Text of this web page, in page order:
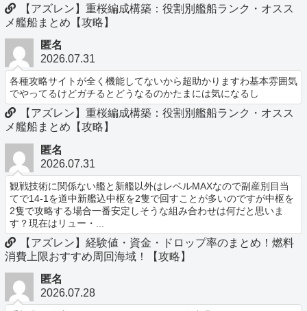
【アズレン】重桜編成構築：役割別艦船ランク・オスス
メ艦船まとめ【攻略】
匿名
2026.07.31
各種攻略サイトが全く機能してないから超助かりますわ基本雰囲気
でやってるけどガチるとどうなるのかたまには気になるし
【アズレン】重桜編成構築：役割別艦船ランク・オスス
メ艦船まとめ【攻略】
匿名
2026.07.31
観戦技術に関係ない艦と新艦以外はレベルMAXなので副産別目当
てで14-1を道中新艦込中枢を2隻で回すことが多いのですが中枢を
2隻で攻略する場合一番安定しそうな組み合わせは何だと思いま
す？現在はリュー・...
【アズレン】経験値・資金・ドロップ率のまとめ！燃料
消費上限おすすめ周回海域！【攻略】
匿名
2026.07.28